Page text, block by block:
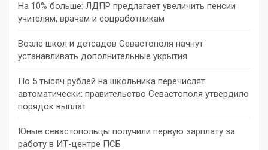
На 10% больше: ЛДПР предлагает увеличить пенсии
учителям, врачам и соцработникам
Возле школ и детсадов Севастополя начнут
устанавливать дополнительные укрытия
По 5 тысяч рублей на школьника перечислят
автоматически: правительство Севастополя утвердило
порядок выплат
Юные севастопольцы получили первую зарплату за
работу в ИТ-центре ПСБ